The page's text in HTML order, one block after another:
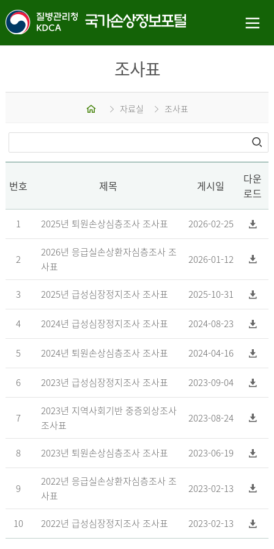
조사표
홈 자료실 조사표
번호 제목 게시일
다운
로드
1 2025년 퇴원손상심층조사 조사표 2026-02-25
2
2026년 응급실손상환자심층조사 조
사표
2026-01-12
3 2025년 급성심장정지조사 조사표 2025-10-31
4 2024년 급성심장정지조사 조사표 2024-08-23
5 2024년 퇴원손상심층조사 조사표 2024-04-16
6 2023년 급성심장정지조사 조사표 2023-09-04
7
2023년 지역사회기반 중증외상조사
조사표
2023-08-24
8 2023년 퇴원손상심층조사 조사표 2023-06-19
9
2022년 응급실손상환자심층조사 조
사표
2023-02-13
10 2022년 급성심장정지조사 조사표 2023-02-13